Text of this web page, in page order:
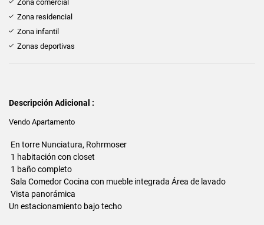
Zona comercial
Zona residencial
Zona infantil
Zonas deportivas
Descripción Adicional :
Vendo Apartamento
En torre Nunciatura, Rohrmoser
1 habitación con closet
1 baño completo
Sala Comedor Cocina con mueble integrada Área de lavado
Vista panorámica
Un estacionamiento bajo techo